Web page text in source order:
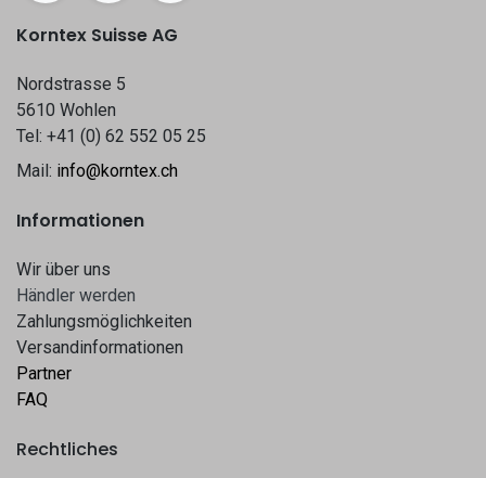
Korntex Suisse AG
Nordstrasse 5
5610 Wohlen
Tel: +41 (0) 62 552 05 25
Mail: info@korntex.ch
Informationen
Wir über uns
Hä​​ndle​​r werden​​
Zahlungsmöglichkeiten
Versandinformationen
Partner
FAQ
Rechtliches